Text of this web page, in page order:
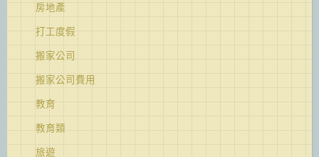
房地產
打工度假
搬家公司
搬家公司費用
教育
教育類
旅遊